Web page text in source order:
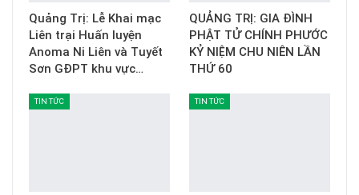
Quảng Trị: Lễ Khai mạc
Liên trại Huấn luyện
Anoma Ni Liên và Tuyết
Sơn GĐPT khu vực…
QUẢNG TRỊ: GIA ĐÌNH
PHẬT TỬ CHÍNH PHƯỚC
KỶ NIỆM CHU NIÊN LẦN
THỨ 60
TIN TỨC TIN TỨC